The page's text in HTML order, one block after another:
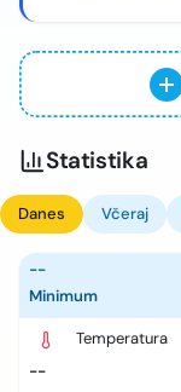
Statistika
Danes Včeraj
--
Minimum
Temperatura
--